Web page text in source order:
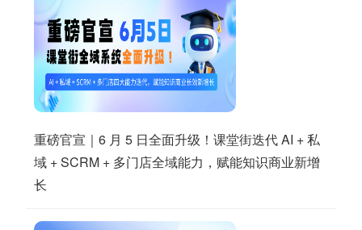
重磅官宣｜6 月 5 日全面升级！课堂街迭代 AI + 私
域 + SCRM + 多门店全域能力，赋能知识商业新增
长